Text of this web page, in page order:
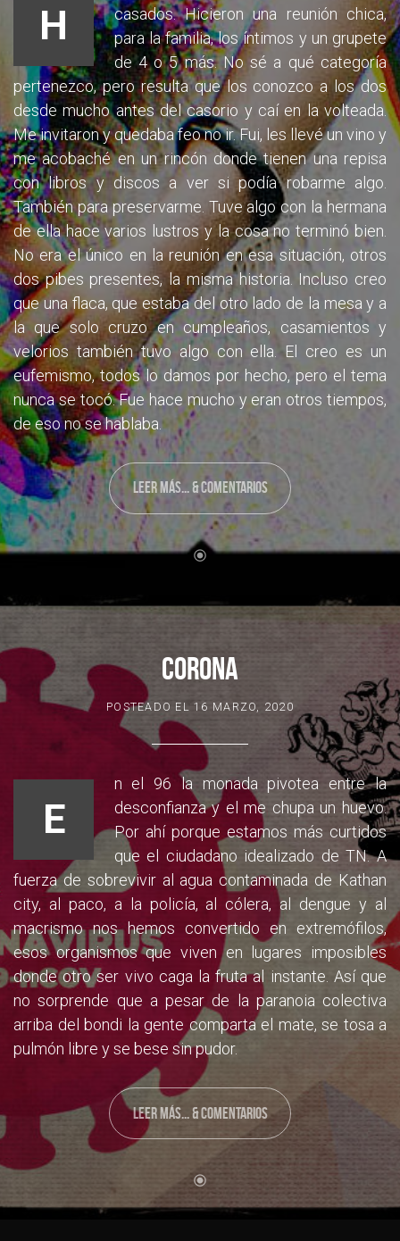
H
casados. Hicieron una reunión chica,
para la familia, los íntimos y un grupete
de 4 o 5 más. No sé a qué categoría
pertenezco, pero resulta que los conozco a los dos
desde mucho antes del casorio y caí en la volteada.
Me invitaron y quedaba feo no ir. Fui, les llevé un vino y
me acobaché en un rincón donde tienen una repisa
con libros y discos a ver si podía robarme algo.
También para preservarme. Tuve algo con la hermana
de ella hace varios lustros y la cosa no terminó bien.
No era el único en la reunión en esa situación, otros
dos pibes presentes, la misma historia. Incluso creo
que una flaca, que estaba del otro lado de la mesa y a
la que solo cruzo en cumpleaños, casamientos y
velorios también tuvo algo con ella. El creo es un
eufemismo, todos lo damos por hecho, pero el tema
nunca se tocó. Fue hace mucho y eran otros tiempos,
de eso no se hablaba.
LEER MÁS... & COMENTARIOS
CORONA
POSTEADO EL16 MARZO, 2020
E
n el 96 la monada pivotea entre la
desconfianza y el me chupa un huevo.
Por ahí porque estamos más curtidos
que el ciudadano idealizado de TN. A
fuerza de sobrevivir al agua contaminada de Kathan
city, al paco, a la policía, al cólera, al dengue y al
macrismo nos hemos convertido en extremófilos,
esos organismos que viven en lugares imposibles
donde otro ser vivo caga la fruta al instante. Así que
no sorprende que a pesar de la paranoia colectiva
arriba del bondi la gente comparta el mate, se tosa a
pulmón libre y se bese sin pudor.
LEER MÁS... & COMENTARIOS